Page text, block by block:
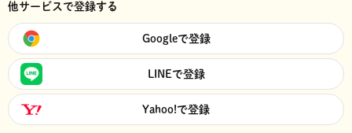
他サービスで登録する
Googleで登録
LINEで登録
Yahoo!で登録